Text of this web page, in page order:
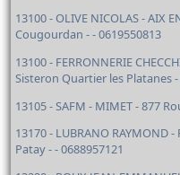
13100 - OLIVE NICOLAS - AIX
Cougourdan - - 0619550813
13100 - FERRONNERIE
Sisteron Quartier les Platanes -
13105 - SAFM - MIMET - 877
13170 - LUBRANO RAYMOND
Patay - - 0688957121